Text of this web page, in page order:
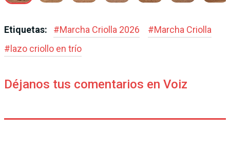
Etiquetas: #Marcha Criolla 2026 #Marcha Criolla
# lazo criollo en trío
Déjanos tus comentarios en Voiz